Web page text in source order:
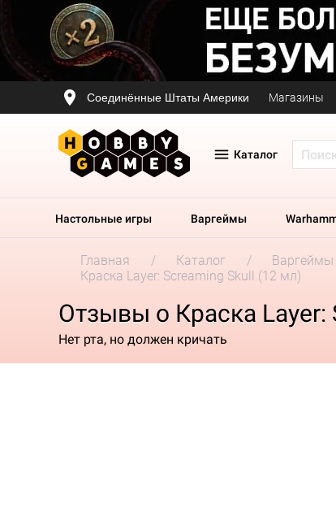
Соединённые Штаты Америки Магазины
Каталог
Настольные игры Варгеймы
Главная Каталог Варгеймы
Краска Layer: Screaming Skull (12 мл)
Отзывы о Краска Layer:
Нет рта, но должен кричать